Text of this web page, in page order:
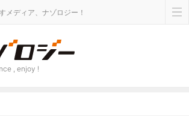
メディア、ナゾロジー！
, enjoy !